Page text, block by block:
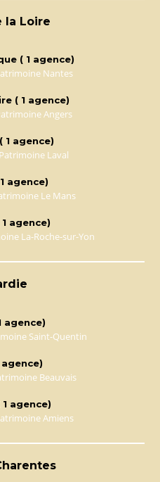
la Loire
( 1 agence)
Nantes
( 1 agence)
Angers
1 agence)
Laval
agence)
Le Mans
agence)
La-Roche-sur-Yon
agence)
Saint-Quentin
agence)
Beauvais
agence)
Amiens